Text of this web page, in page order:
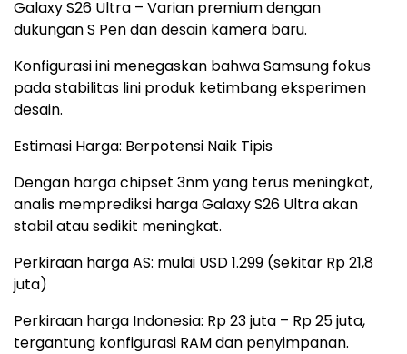
Galaxy S26 Ultra – Varian premium dengan
dukungan S Pen dan desain kamera baru.
Konfigurasi ini menegaskan bahwa Samsung fokus
pada stabilitas lini produk ketimbang eksperimen
desain.
Estimasi Harga: Berpotensi Naik Tipis
Dengan harga chipset 3nm yang terus meningkat,
analis memprediksi harga Galaxy S26 Ultra akan
stabil atau sedikit meningkat.
Perkiraan harga AS: mulai USD 1.299 (sekitar Rp 21,8
juta)
Perkiraan harga Indonesia: Rp 23 juta – Rp 25 juta,
tergantung konfigurasi RAM dan penyimpanan.